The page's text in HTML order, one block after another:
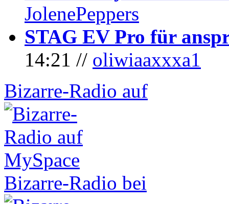
JolenePeppers
STAG EV Pro für
14:21 // oliwiaaxxxa1
Bizarre-Radio auf
Bizarre-Radio bei